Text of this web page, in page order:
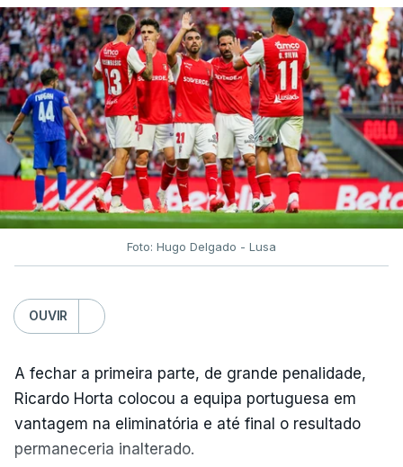
Foto: Hugo Delgado - Lusa
OUVIR
A fechar a primeira parte, de grande penalidade,
Ricardo Horta colocou a equipa portuguesa em
vantagem na eliminatória e até final o resultado
permaneceria inalterado.